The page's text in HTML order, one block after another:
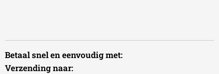
Betaal snel en eenvoudig met:
Verzending naar: